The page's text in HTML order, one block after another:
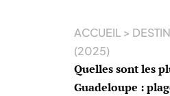
ACCUEIL >
(2025)
Quelles sont les
Guadeloupe :